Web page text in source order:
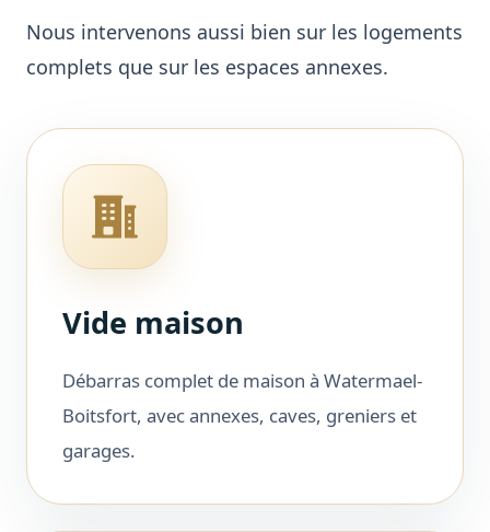
Nous intervenons aussi bien sur les logements
complets que sur les espaces annexes.
Vide maison
Débarras complet de maison à Watermael-
Boitsfort, avec annexes, caves, greniers et
garages.